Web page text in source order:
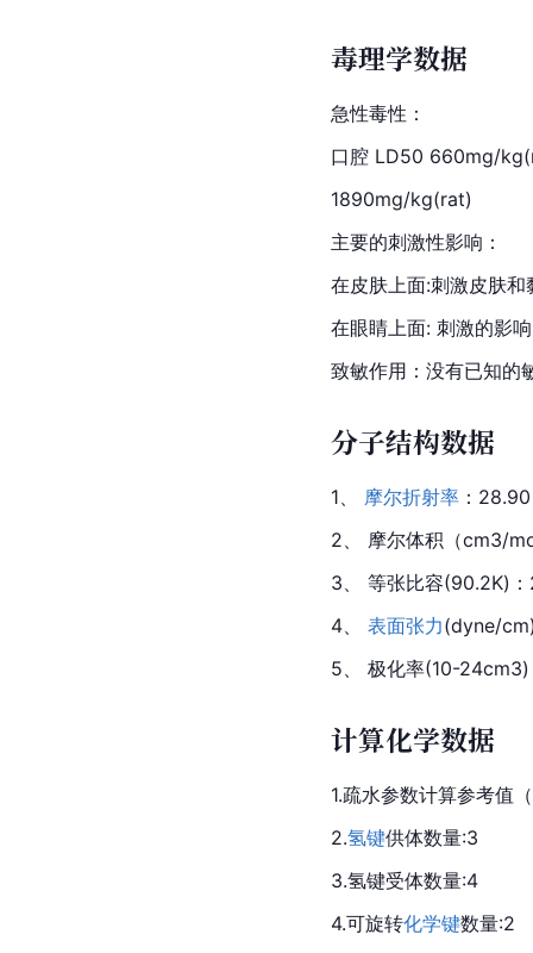
毒理学数据
急性毒性：
口腔 LD50 660mg/kg(
1890mg/kg(rat)
主要的刺激性影响：
在皮肤上面:刺激皮肤和
在眼睛上面: 刺激的影
致敏作用 ：没有已知的
分子结构数据
1、 摩尔折射率 ：28.90
2、 摩尔体积 （cm3/
3、 等张比容(90.2K)
4、 表面张力(dyne/
5、 极化率(10-24cm3)
计算化学数据
1.疏水参数计算参考值
2.氢键供体数量:3
3.氢键受体数量:4
4.可旋转化学键数量:2